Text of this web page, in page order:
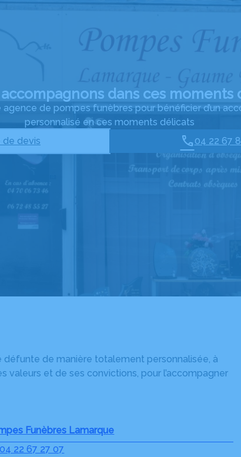
accompagnons dans ces moments
agence de pompes funèbres pour bénéficier d’un
personnalisé en ces moments délicats
de devis
04 22 67
défunte de manière totalement personnalisée, à
valeurs et de ses convictions, pour l’accompagner
Funèbres Lamarque
04 22 67 27 07